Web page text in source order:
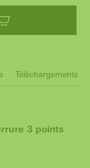
Téléchargements
3 points